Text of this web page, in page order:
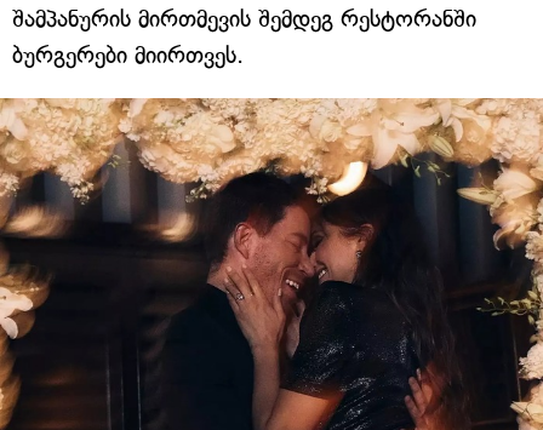
შამპანურის მირთმევის შემდეგ რესტორანში
ბურგერები მიირთვეს.